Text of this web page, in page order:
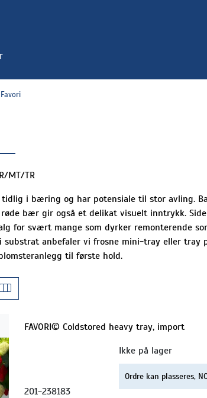
Favori
MT/TR
tidlig i bæring og har potensiale til stor avling.
røde bær gir også et delikat visuelt inntrykk.
for svært mange som dyrker remonterende
substrat anbefaler vi frosne mini-tray eller tray
til første hold.
FAVORI© Coldstored heavy tray, import
201-238183
Ikke på lager
Ordre kan plasseres,